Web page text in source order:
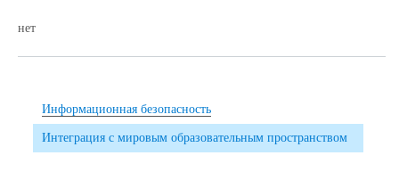
нет
Информационная безопасность
Интеграция с мировым образовательным пространством